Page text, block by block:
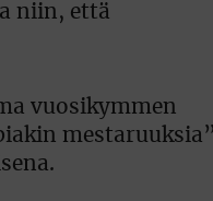
niin, että
vuosikymmen